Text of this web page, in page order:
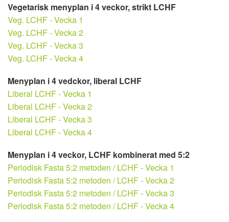
Vegetarisk menyplan i 4 veckor, strikt LCHF
Veg. LCHF - Vecka 1
Veg. LCHF - Vecka 2
Veg. LCHF - Vecka 3
Veg. LCHF - Vecka 4
Menyplan i 4 vedckor, liberal LCHF
Liberal LCHF - Vecka 1
Liberal LCHF - Vecka 2
Liberal LCHF - Vecka 3
Liberal LCHF - Vecka 4
Menyplan i 4 veckor, LCHF kombinerat med 5:2
Periodisk Fasta 5:2 metoden / LCHF - Vecka 1
Periodisk Fasta 5:2 metoden / LCHF - Vecka 2
Periodisk Fasta 5:2 metoden / LCHF - Vecka 3
Periodisk Fasta 5:2 metoden / LCHF - Vecka 4